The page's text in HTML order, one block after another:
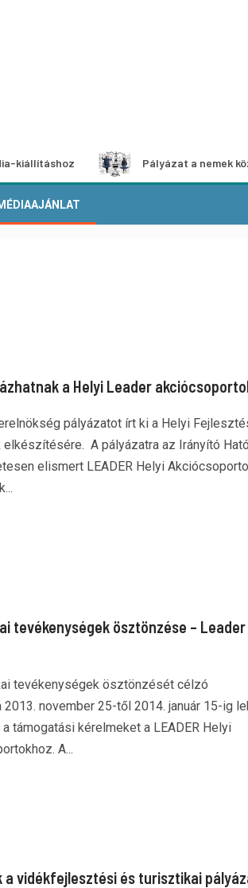
Pályázat a nemek közötti
a Helyi Leader
pályázatot írt ki a Helyi
elkészítésére. A pályázatra az Irányító
elismert LEADER Helyi
tevékenységek ösztönzése – Leader
tevékenységek ösztönzését célzó
2013. november 25-től 2014. január 15-ig
a támogatási kérelmeket a LEADER Helyi
A...
a vidékfejlesztési és turisztikai